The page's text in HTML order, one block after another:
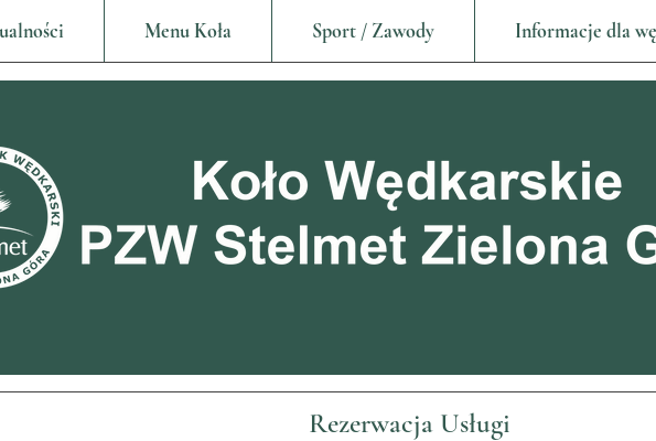
Menu Koła Sport / Zawody Informacje dla
Rezerwacja Usługi